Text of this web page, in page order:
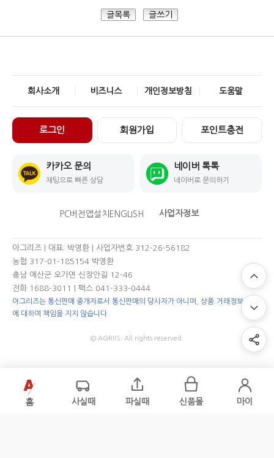
글목록 글쓰기
회사소개 비즈니스 개인정보방침 도움말
로그인 회원가입 포인트충전
카카오 문의
채팅으로 빠른 상담
네이버 톡톡
네이버로 문의하기
PC버전 앱설치 ENGLISH 사업자정보
아그리즈 | 대표: 박영환 | 사업자번호 312-26-56182
농협 317-01-185154 박영환
충남 예산군 오가면 신장안길 12-46
전화 1688-3011
| 팩스 041-333-0444
아그리즈는 통신판매 중개자로서 통신판매의 당사자가 아니며, 상품.거래정보, 거래
에 대하여 책임을 지지 않습니다.
© AGRIIS. All rights reserved.
홈 사실때 파실때 신품몰 마이